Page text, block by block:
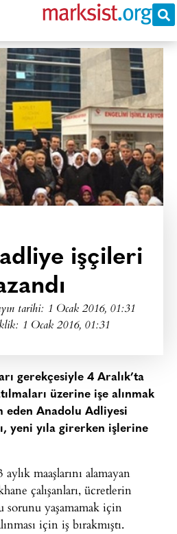
işçileri
tarihi: 1 Ocak 2016, 01:31
1 Ocak 2016, 01:31
gerekçesiyle 4 Aralık’ta
üzerine işe alınmak
eden Anadolu Adliyesi
yeni yıla girerken işlerine
maaşlarını alamayan
çalışanları, ücretlerin
sorunu yaşamamak için
için iş bırakmıştı.